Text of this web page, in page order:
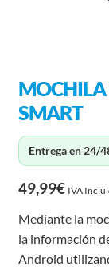
MOCHILA
SMART
Entrega en 24/
49,99€ IVA
Mediante la
la información
Android